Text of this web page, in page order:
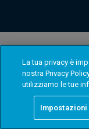
La tua privacy è
nostra Privacy
utilizziamo le tue